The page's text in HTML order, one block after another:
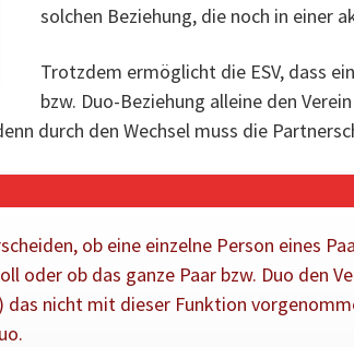
solchen Beziehung, die noch in einer
Trotzdem ermöglicht die ESV, dass
bzw. Duo-Beziehung alleine den
durch den Wechsel muss die
ob eine einzelne Person eines
oder ob das ganze Paar bzw. Duo den
das nicht mit dieser Funktion